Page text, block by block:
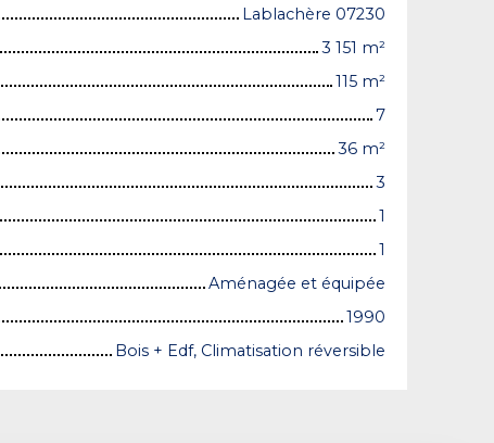
Lablachère 07230
3 151 m²
115 m²
7
36 m²
3
1
1
Aménagée et équipée
1990
Bois + Edf, Climatisation réversible